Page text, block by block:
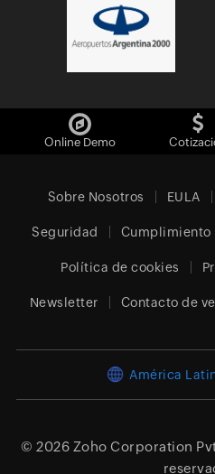
Online Demo
Sobre Nosotros EULA
Seguridad Cumplimiento
Política de cookies
Newsletter Contacto de
América
© 2026 Zoho Corporation